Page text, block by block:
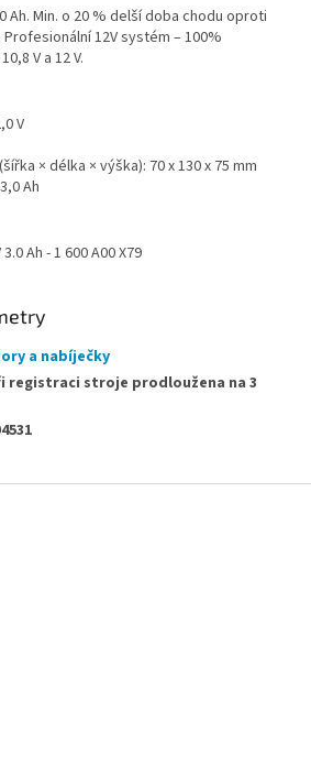
Ah. Min. o 20 % delší doba chodu oproti
Profesionální 12V systém – 100%
V a 12 V.
V
× délka × výška): 70 x 130 x 75 mm
Ah
Ah - 1 600 A00 X79
a nabíječky
registraci stroje prodloužena na 3